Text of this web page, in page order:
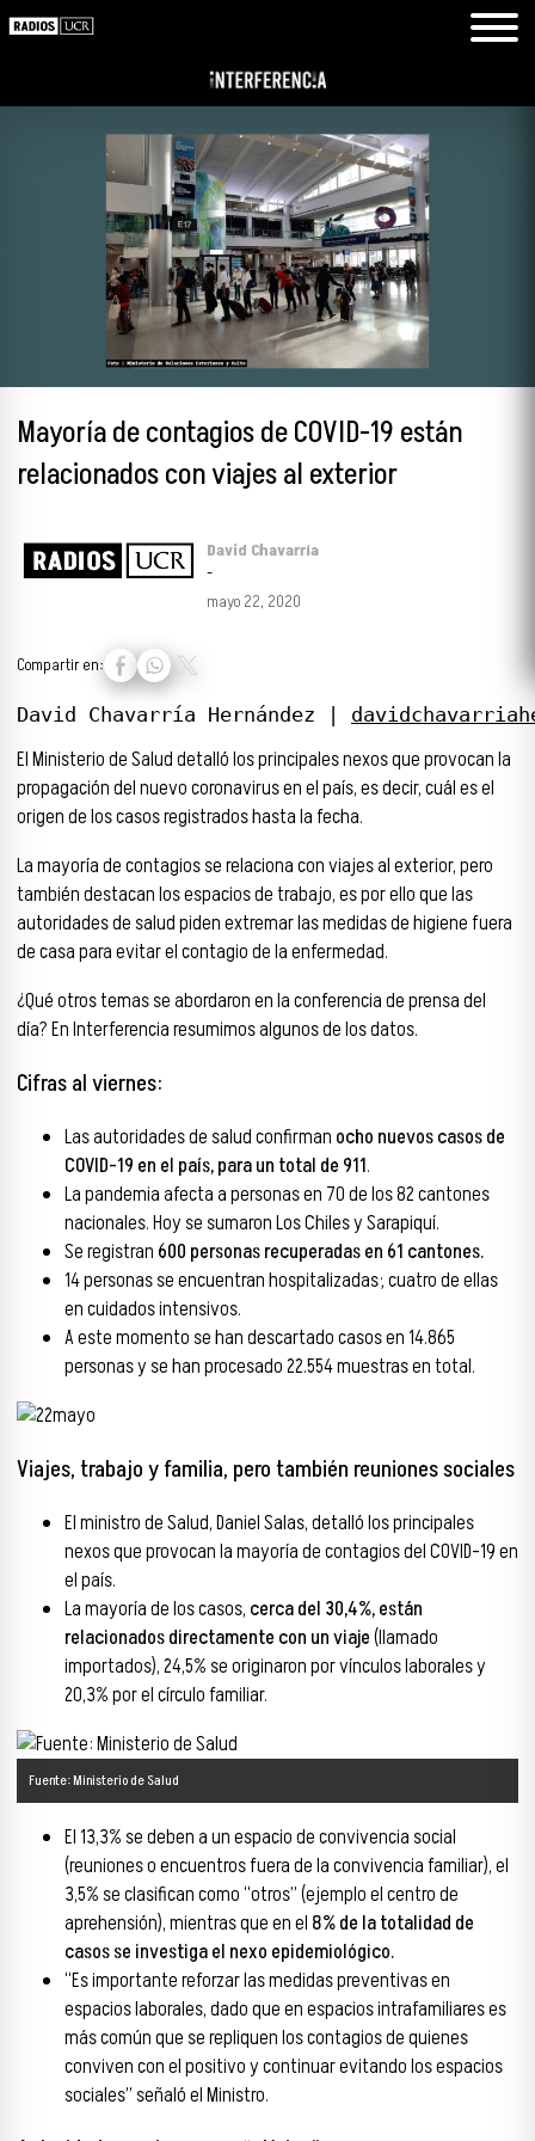
Mayoría de contagios de COVID-19 están
relacionados con viajes al exterior
David Chavarría
-
mayo 22, 2020
Compartir en:
David Chavarría Hernández |
El Ministerio de Salud detalló los principales nexos que provocan la
propagación del nuevo coronavirus en el país, es decir, cuál es el
origen de los casos registrados hasta la fecha.
La mayoría de contagios se relaciona con viajes al exterior, pero
también destacan los espacios de trabajo, es por ello que las
autoridades de salud piden extremar las medidas de higiene fuera
de casa para evitar el contagio de la enfermedad.
¿Qué otros temas se abordaron en la conferencia de prensa del
día? En Interferencia resumimos algunos de los datos.
Cifras al viernes:
Las autoridades de salud confirman ocho nuevos casos de
COVID-19 en el país, para un total de 911.
La pandemia afecta a personas en 70 de los 82 cantones
nacionales. Hoy se sumaron Los Chiles y Sarapiquí.
Se registran 600 personas recuperadas en 61 cantones.
14 personas se encuentran hospitalizadas; cuatro de ellas
en cuidados intensivos.
A este momento se han descartado casos en 14.865
personas y se han procesado 22.554 muestras en total.
Viajes, trabajo y familia, pero también reuniones sociales
El ministro de Salud, Daniel Salas, detalló los principales
nexos que provocan la mayoría de contagios del COVID-19 en
el país.
La mayoría de los casos, cerca del 30,4%, están
relacionados directamente con un viaje(llamado
importados), 24,5% se originaron por vínculos laborales y
20,3% por el círculo familiar.
Fuente: Ministerio de Salud
El 13,3% se deben a un espacio de convivencia social
(reuniones o encuentros fuera de la convivencia familiar), el
3,5% se clasifican como “otros” (ejemplo el centro de
aprehensión), mientras que en el 8% de la totalidad de
casos se investiga el nexo epidemiológico.
“Es importante reforzar las medidas preventivas en
espacios laborales, dado que en espacios intrafamiliares es
más común que se repliquen los contagios de quienes
conviven con el positivo y continuar evitando los espacios
sociales” señaló el Ministro.